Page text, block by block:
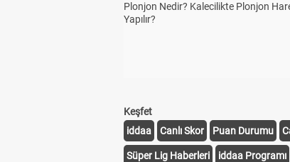
Plonjon Nedir? Kalecilikte Plonjon
Yapılır?
Keşfet
iddaa
Canlı Skor Puan Durumu
Süper Lig Haberleri iddaa Programı